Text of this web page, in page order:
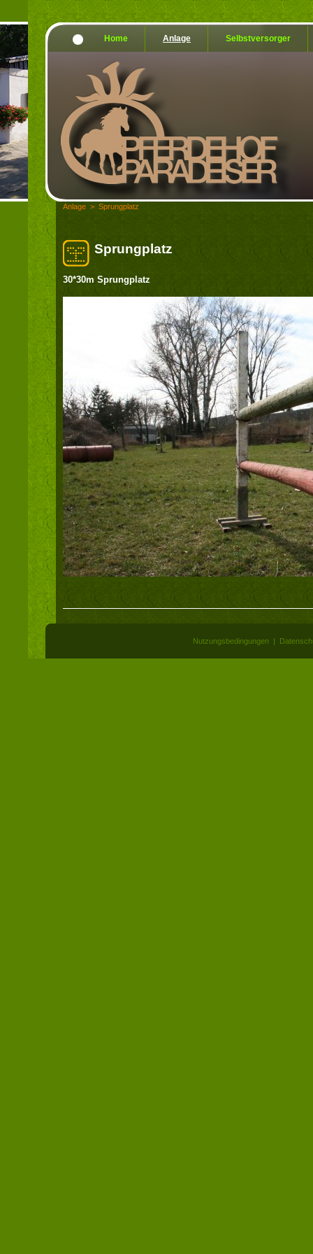
Home Anlage Selbstversorger
Anlage > Sprungplatz
Sprungplatz
30*30m Sprungplatz
Nutzungsbedingungen|